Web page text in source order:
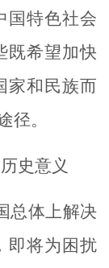
国特色社会
既希望加快
家和民族而
径。
史意义
总体上解决
即将为困扰